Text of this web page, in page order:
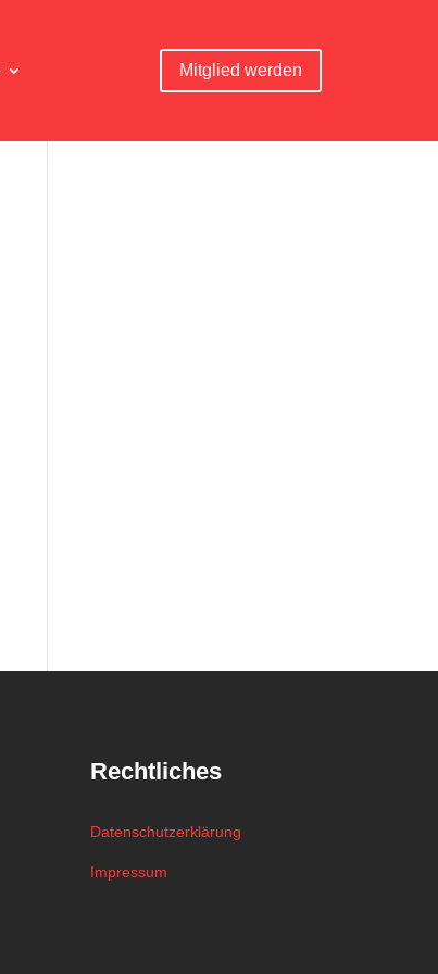
Mitglied werden
Rechtliches
Datenschutzerklärung
Impressum